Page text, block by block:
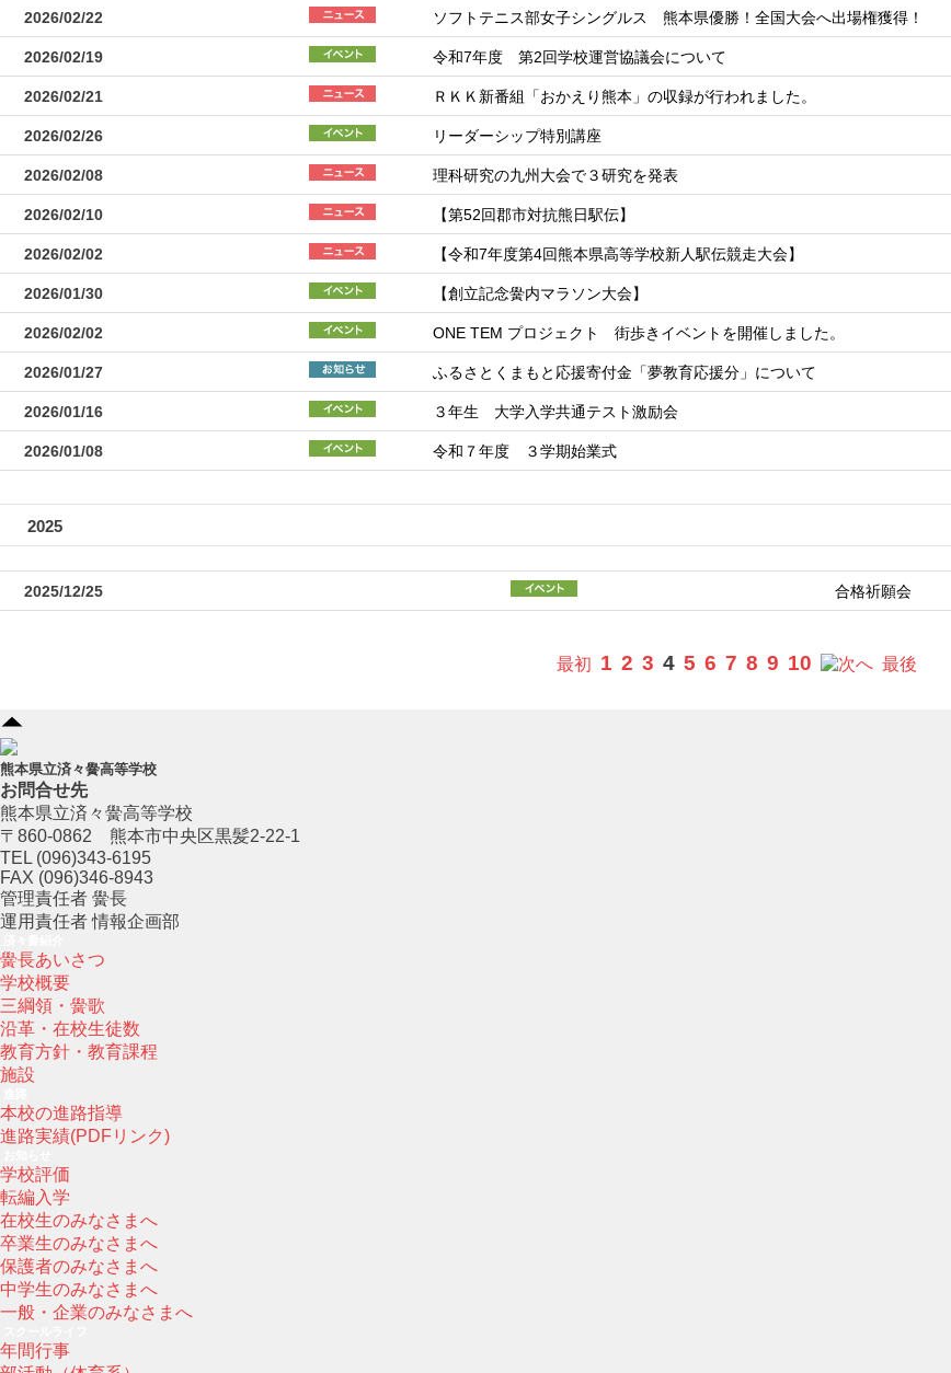
2026/02/22 ソフトテニス部女子シングルス 熊本県優勝！全国大会へ出場権獲得！
2026/02/19 令和7年度 第2回学校運営協議会について
2026/02/21 ＲＫＫ新番組「おかえり熊本」の収録が行われました。
2026/02/26 リーダーシップ特別講座
2026/02/08 理科研究の九州大会で３研究を発表
2026/02/10 【第52回郡市対抗熊日駅伝】
2026/02/02 【令和7年度第4回熊本県高等学校新人駅伝競走大会】
2026/01/30 【創立記念黌内マラソン大会】
2026/02/02 ONE TEM プロジェクト 街歩きイベントを開催しました。
2026/01/27 ふるさとくまもと応援寄付金「夢教育応援分」について
2026/01/16 ３年生 大学入学共通テスト激励会
2026/01/08 令和７年度 ３学期始業式
2025
2025/12/25 合格祈願会
最初 1 2 3 4 5 6 7 8 9 10 へ 最後
熊本県立済々黌高等学校
お問合せ先
熊本県立済々黌高等学校
〒860-0862 熊本市中央区黒髪2-22-1
TEL (096)343-6195
FAX (096)346-8943
管理責任者 黌長
運用責任者 情報企画部
黌長あいさつ
学校概要
三綱領・黌歌
沿革・在校生徒数
教育方針・教育課程
施設
本校の進路指導
進路実績(PDFリンク)
学校評価
転編入学
在校生のみなさまへ
卒業生のみなさまへ
保護者のみなさまへ
中学生のみなさまへ
一般・企業のみなさまへ
年間行事